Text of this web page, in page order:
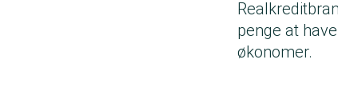
penge at
økonomer.